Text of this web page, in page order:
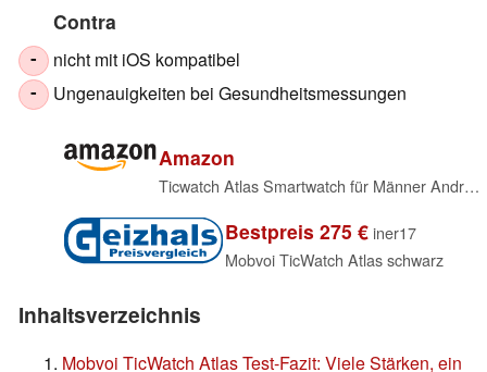
Contra
- nicht mit iOS kompatibel
- Ungenauigkeiten bei Gesundheitsmessungen
Amazon
Ticwatch Atlas Smartwatch für Männer Android Wear OS Smart Watch 90 Std. Akku 110+ Trainingsmodi Heatmap Sturzerkennung Gesundheits- und Fitnesstracker 5 ATM GPS-Kompass Nur Android-kompatibel (Grau)
Bestpreis 275 €iner17
Mobvoi TicWatch Atlas schwarz
Inhaltsverzeichnis
Mobvoi TicWatch Atlas Test-Fazit: Viele Stärken, ein